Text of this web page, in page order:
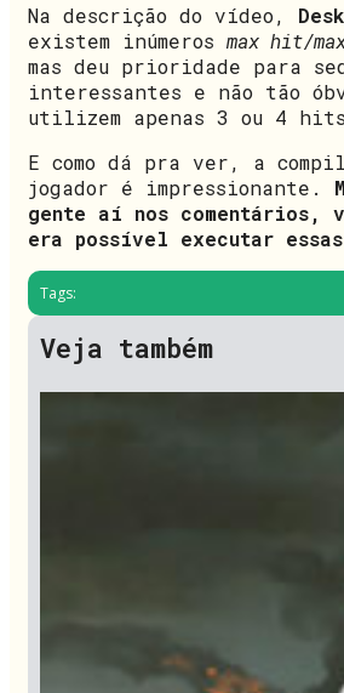
Na descrição do vídeo, Desk
existem inúmeros max hit/
mas deu prioridade para
interessantes e não tão
utilizem apenas 3 ou 4
E como dá pra ver, a
jogador é impressionante.
gente aí nos comentários,
era possível executar essas
Tags:
Veja também